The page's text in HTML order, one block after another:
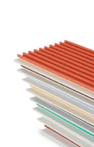
Thickness:
5/8mm
Packing:
カートンとパレッ
Design:
シンプルなデザイン
1日あたり6000メート